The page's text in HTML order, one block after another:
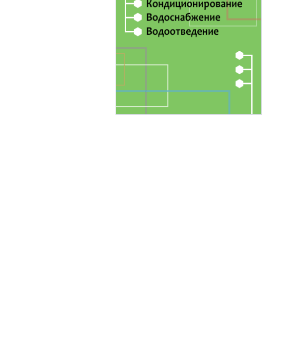
16 марта 17:00
Василий Дубровин: как продлить
мужское долголетие
Здоровье и медицина